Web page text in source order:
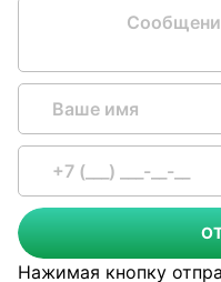
Нажимая кнопку